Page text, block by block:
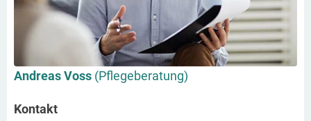
Andreas Voss (Pflegeberatung)
Kontakt